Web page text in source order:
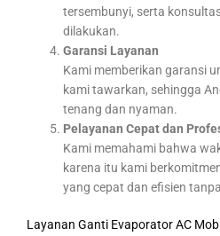
tersembunyi, serta
dilakukan.
Garansi Layanan
Kami memberikan garansi
kami tawarkan, sehingga
tenang dan nyaman.
Pelayanan Cepat dan
Kami memahami bahwa
karena itu kami
yang cepat dan efisien
Layanan Ganti Evaporator AC